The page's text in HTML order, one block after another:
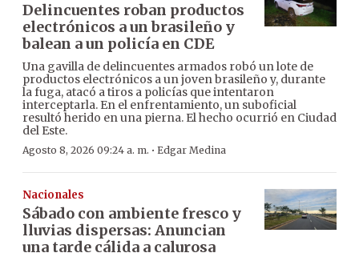
Delincuentes roban productos
electrónicos a un brasileño y
balean a un policía en CDE
Una gavilla de delincuentes armados robó un lote de
productos electrónicos a un joven brasileño y, durante
la fuga, atacó a tiros a policías que intentaron
interceptarla. En el enfrentamiento, un suboficial
resultó herido en una pierna. El hecho ocurrió en Ciudad
del Este.
Agosto 8, 2026 09:24 a. m. · Edgar Medina
Nacionales
Sábado con ambiente fresco y
lluvias dispersas: Anuncian
una tarde cálida a calurosa